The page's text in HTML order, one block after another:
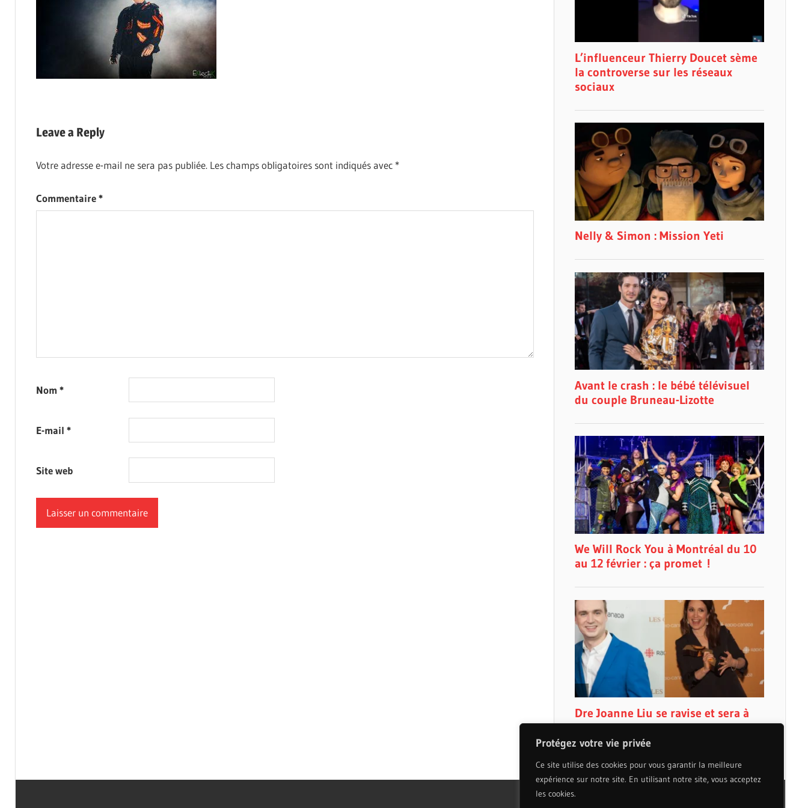
Protégez votre vie privée
Ce site utilise des cookies pour vous garantir la meilleure
expérience sur notre site. En utilisant notre site, vous acceptez
les cookies.
Leave a Reply
Votre adresse e-mail ne sera pas publiée. Les champs obligatoires sont indiqués avec *
Commentaire*
Nom *
E-mail *
Site web